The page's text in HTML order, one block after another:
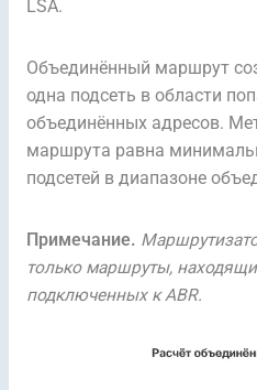
LSA.
Объединённый маршрут
одна подсеть в области
объединённых адресов.
маршрута равна
подсетей в диапазоне
Примечание.
только маршруты,
подключенных к ABR.